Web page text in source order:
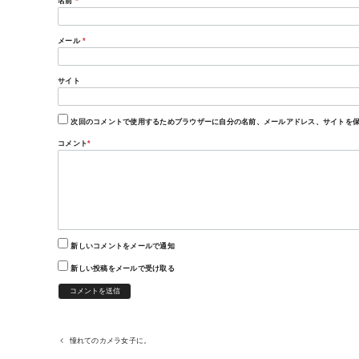
メール *
サイト
次回のコメントで使用するためブラウザーに自分の名前、メールアドレス、サイトを保
コメント*
新しいコメントをメールで通知
新しい投稿をメールで受け取る
憧れてのカメラ女子に。